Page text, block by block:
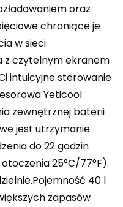
oraz
chroniące je
w sieci
z czytelnym ekranem
intuicyjne sterowanie
Yeticool
zewnętrznej baterii
jest utrzymanie
do 22 godzin
25°C/77°F).
40 l
zapasów